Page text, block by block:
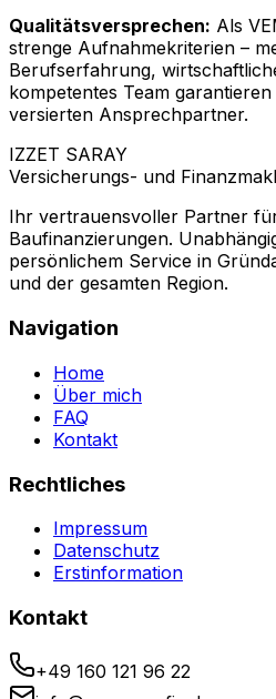
Qualitätsversprechen: Als
strenge Aufnahmekriterien –
Berufserfahrung,
kompetentes Team
versierten Ansprechpartner.
IZZET SARAY
Versicherungs- und
Ihr vertrauensvoller Partner
Baufinanzierungen.
persönlichem Service in
und der gesamten Region.
Navigation
Home
Über mich
FAQ
Kontakt
Rechtliches
Impressum
Datenschutz
Erstinformation
Kontakt
+49 160 121 96 22